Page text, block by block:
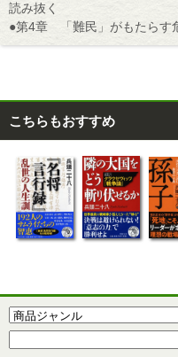
読み抜く
●第4章 「難民」がもたらす
こちらもおすすめ